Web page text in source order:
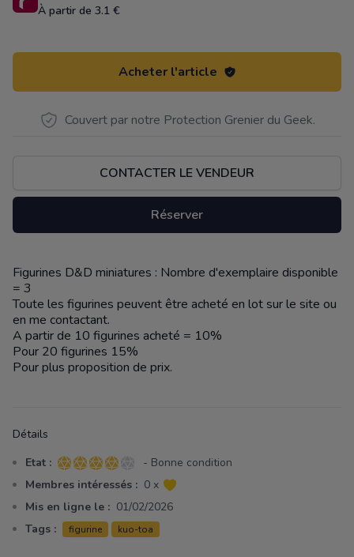
À partir de 3.1 €
Acheter l'article
Couvert par notre Protection Grenier du Geek.
CONTACTER LE VENDEUR
Réserver
Description
Figurines D&D miniatures : Nombre d'exemplaire disponible
= 3
Toute les figurines peuvent être acheté en lot sur le site ou
en me contactant.
A partir de 10 figurines acheté = 10%
Pour 20 figurines 15%
Pour plus proposition de prix.
Détails
Etat : 4 sur 5 étoiles
- Bonne condition
Membres intéressés : 0 x
Mis en ligne le : 01/02/2026
Tags :
figurine kuo-toa